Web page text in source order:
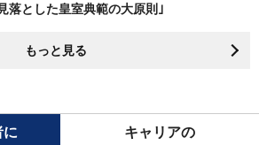
落とした皇室典範の大原則｣
もっと見る
に
キャリアの